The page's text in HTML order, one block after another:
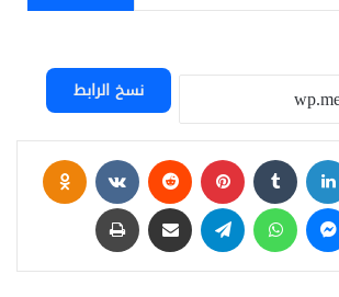
نسخ الرابط
لينكدإن بينتيريست
ماسنجر واتساب تيلقرام مشاركة عبر البريد طباعة